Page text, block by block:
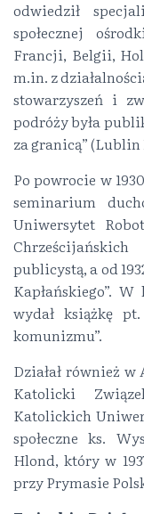
odwiedził
społecznej
Francji, Belgii,
m.in. z
stowarzyszeń i
podróży była
za granicą” (Lublin
Po powrocie w
seminarium
Uniwersytet
publicystą, a od
Kapłańskiego”.
wydał książkę
komunizmu”.
Działał również
Katolicki
Katolickich
społeczne ks.
Hlond, który w
przy Prymasie